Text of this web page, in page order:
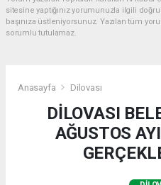
sitesine yaptığınız yorumunuzla ilgili
başınıza üstleniyorsunuz. Yazılan tüm
sorumlu tutulamaz.
Anasayfa Dilovası
DİLOVASI
AĞUSTOS